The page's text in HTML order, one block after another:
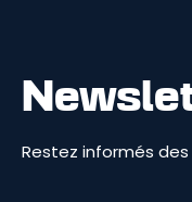
Restez informés